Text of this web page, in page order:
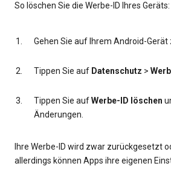
So löschen Sie die Werbe-ID Ihres Geräts:
Gehen Sie auf Ihrem Android-Gerät
Tippen Sie auf Datenschutz >
Tippen Sie aufWerbe-ID löschen
Änderungen.
Ihre Werbe-ID wird zwar zurückgesetzt
allerdings können Apps ihre eigenen